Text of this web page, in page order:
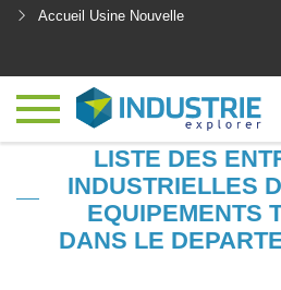
Accueil Usine Nouvelle
LISTE DES
INDUSTRIELLES
EQUIPEMENTS
DANS LE